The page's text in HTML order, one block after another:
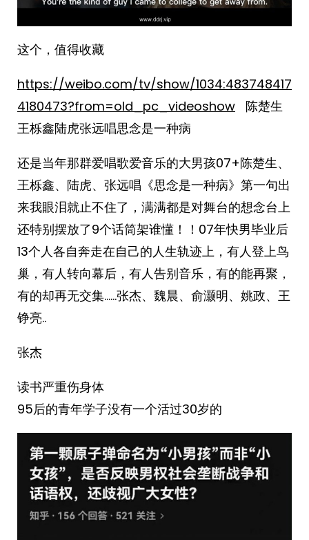
这个，值得收藏
https://weibo.com/tv/show/1034:483748417
4180473?from=old_pc_videoshow 陈楚生
王栎鑫陆虎张远唱思念是一种病
还是当年那群爱唱歌爱音乐的大男孩07+陈楚生、
王栎鑫、陆虎、张远唱《思念是一种病》第一句出
来我眼泪就止不住了，满满都是对舞台的想念台上
还特别摆放了9个话筒架谁懂！！07年快男毕业后
13个人各自奔走在自己的人生轨迹上，有人登上鸟
巢，有人转向幕后，有人告别音乐，有的能再聚，
有的却再无交集……张杰、魏晨、俞灏明、姚政、王
铮亮..
张杰
读书严重伤身体
95后的青年学子没有一个活过30岁的 ​​​